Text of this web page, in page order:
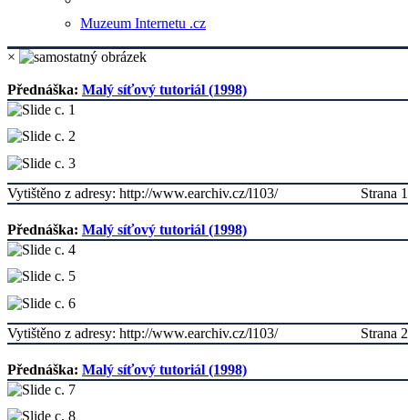
Muzeum Internetu .cz
×
Přednáška: Malý síťový tutoriál (1998)
Strana 1
Vytištěno z adresy: http://www.earchiv.cz/l103/
Přednáška: Malý síťový tutoriál (1998)
Strana 2
Vytištěno z adresy: http://www.earchiv.cz/l103/
Přednáška: Malý síťový tutoriál (1998)